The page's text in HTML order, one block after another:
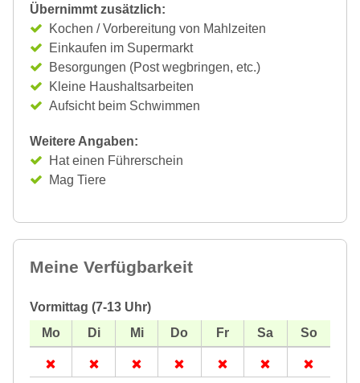
Übernimmt zusätzlich:
Kochen / Vorbereitung von Mahlzeiten
Einkaufen im Supermarkt
Besorgungen (Post wegbringen, etc.)
Kleine Haushaltsarbeiten
Aufsicht beim Schwimmen
Weitere Angaben:
Hat einen Führerschein
Mag Tiere
Meine Verfügbarkeit
Vormittag (7-13 Uhr)